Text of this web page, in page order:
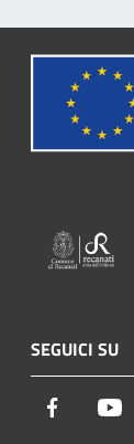
SEGUICI SU
Facebook